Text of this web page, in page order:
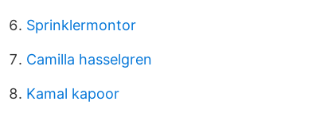
Sprinklermontor
Camilla hasselgren
Kamal kapoor